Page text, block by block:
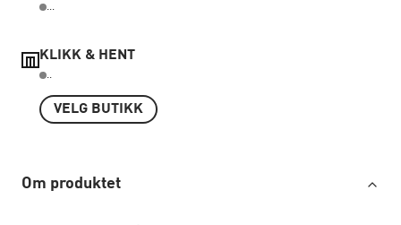
...
KLIKK & HENT
..
VELG BUTIKK
Om produktet